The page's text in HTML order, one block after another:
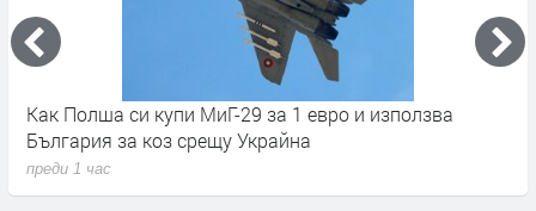
Как Полша си купи МиГ-29 за 1 евро и използва
България за коз срещу Украйна
преди 1 час